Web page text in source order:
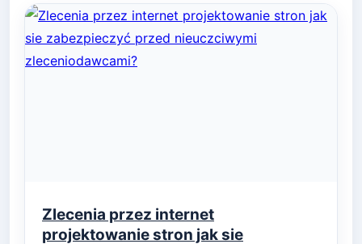
Zlecenia przez internet
projektowanie stron jak sie